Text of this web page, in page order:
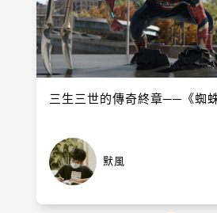
三生三世的傳奇終章──《蜘
默風